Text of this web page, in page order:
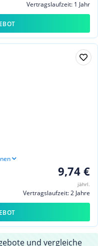
Vertragslaufzeit: 1 Jahr
9,74 €
jährl.
Vertragslaufzeit: 2 Jahre
und vergleiche